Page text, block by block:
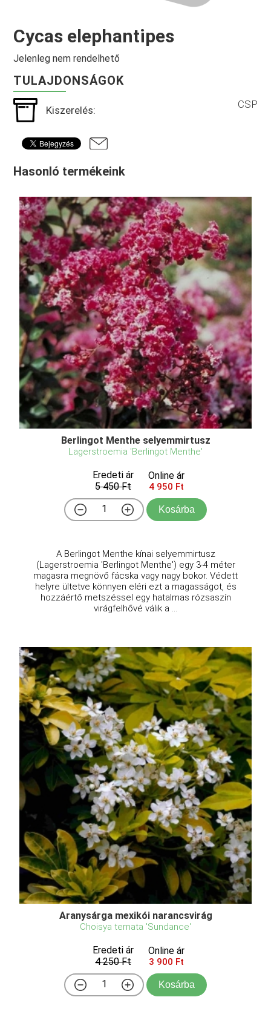
Cycas elephantipes
Jelenleg nem rendelhető
TULAJDONSÁGOK
Kiszerelés: CSP
Hasonló termékeink
Berlingot Menthe selyemmirtusz
Lagerstroemia 'Berlingot Menthe'
Eredeti ár
5 450 Ft
Online ár
4 950 Ft
Kosárba
A Berlingot Menthe kínai selyemmirtusz
(Lagerstroemia 'Berlingot Menthe') egy 3-4 méter
magasra megnövő fácska vagy nagy bokor. Védett
helyre ültetve könnyen eléri ezt a magasságot, és
hozzáértő metszéssel egy hatalmas rózsaszín
virágfelhővé válik a ...
Aranysárga mexikói narancsvirág
Choisya ternata 'Sundance'
Eredeti ár
4 250 Ft
Online ár
3 900 Ft
Kosárba